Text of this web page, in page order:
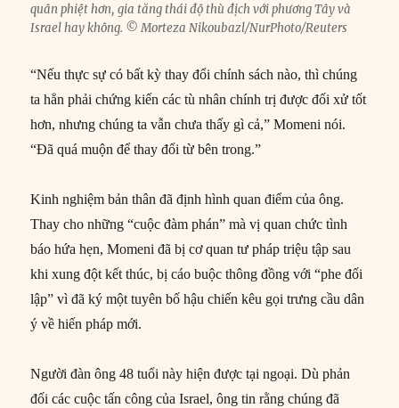
quân phiệt hơn, gia tăng thái độ thù địch với phương Tây và
Israel hay không. © Morteza Nikoubazl/NurPhoto/Reuters
“Nếu thực sự có bất kỳ thay đổi chính sách nào, thì chúng
ta hẳn phải chứng kiến các tù nhân chính trị được đối xử tốt
hơn, nhưng chúng ta vẫn chưa thấy gì cả,” Momeni nói.
“Đã quá muộn để thay đổi từ bên trong.”
Kinh nghiệm bản thân đã định hình quan điểm của ông.
Thay cho những “cuộc đàm phán” mà vị quan chức tình
báo hứa hẹn, Momeni đã bị cơ quan tư pháp triệu tập sau
khi xung đột kết thúc, bị cáo buộc thông đồng với “phe đối
lập” vì đã ký một tuyên bố hậu chiến kêu gọi trưng cầu dân
ý về hiến pháp mới.
Người đàn ông 48 tuổi này hiện được tại ngoại. Dù phản
đối các cuộc tấn công của Israel, ông tin rằng chúng đã